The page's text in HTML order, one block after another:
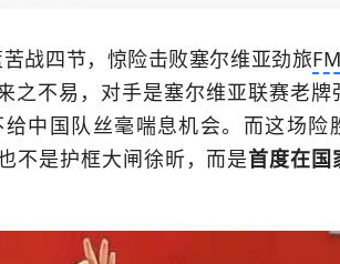
战四节，惊险击败塞尔维亚劲旅
之不易，对手是塞尔维亚联赛老牌
中国队丝毫喘息机会。而这场险
不是护框大闸徐昕，而是首度在国